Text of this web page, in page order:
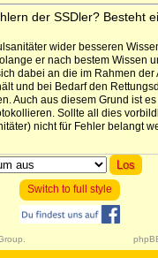
der SSDler? Besteht
wider besseren
er nach bestem Wissen
dabei an die im Rahmen der
und bei Bedarf den
Auch aus diesem Grund ist
Sollte all dies
nicht für Fehler belangt
Switch to full style